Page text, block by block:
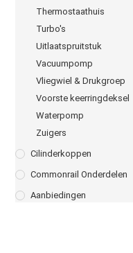
Thermostaathuis
Turbo's
Uitlaatspruitstuk
Vacuumpomp
Vliegwiel & Drukgroep
Voorste keerringdeksel
Waterpomp
Zuigers
Cilinderkoppen
Commonrail Onderdelen
Aanbiedingen